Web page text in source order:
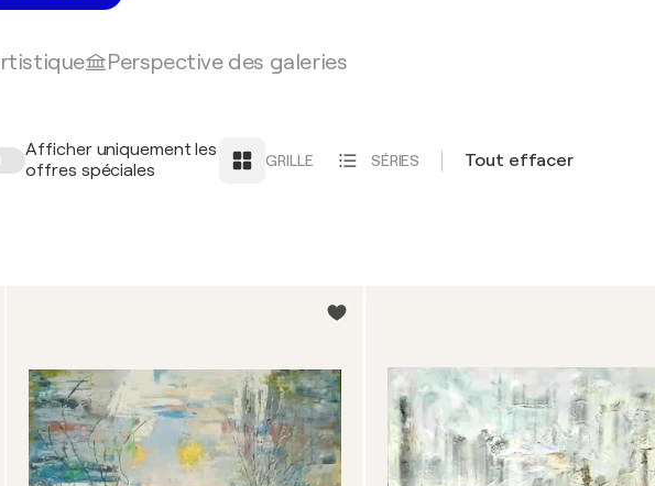
Perspective des galeries
Afficher uniquement les
offres spéciales
GRILLE SÉRIES Tout effacer